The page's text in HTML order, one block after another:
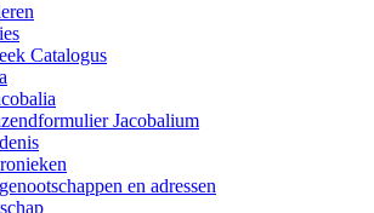
Catalogus
Jacobalium
en adressen